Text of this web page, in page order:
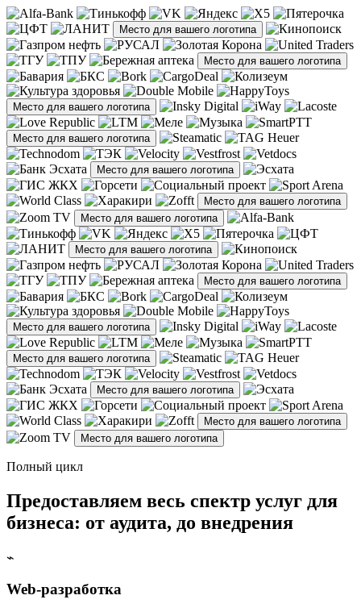
Место для вашего логотипа
Место для вашего логотипа
Место для вашего логотипа
Место для вашего логотипа
Место для вашего логотипа
Место для вашего логотипа
Место для вашего логотипа
Место для вашего логотипа
Место для вашего логотипа
Место для вашего логотипа
Место для вашего логотипа
Место для вашего логотипа
Место для вашего логотипа
Место для вашего логотипа
Полный цикл
Предоставляем весь спектр услуг для
бизнеса: от аудита, до внедрения
⌁
Web-разработка